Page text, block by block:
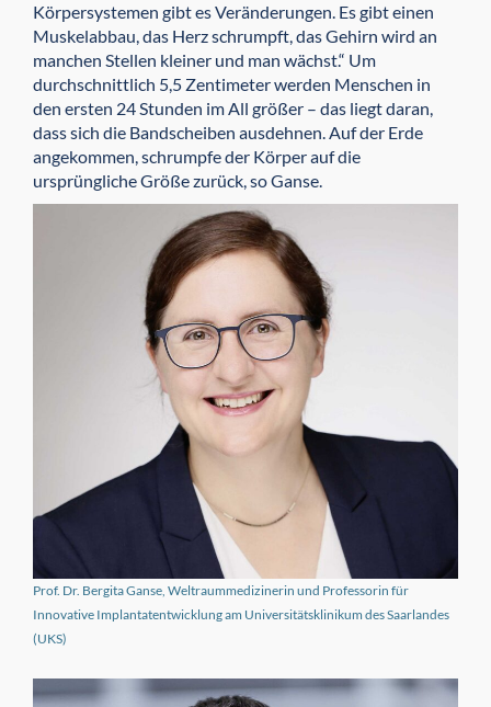
Körpersystemen gibt es Verände­rungen. Es gibt einen
Muskelabbau, das Herz schrumpft, das Gehirn wird an
manchen Stellen kleiner und man wächst.“ Um
durchschnittlich 5,5 Zentimeter werden Menschen in
den ersten 24 Stunden im All größer – das liegt daran,
dass sich die Bandscheiben ausdehnen. Auf der Erde
ange­kommen, schrumpfe der Körper auf die
ursprüngliche Größe zurück, so Ganse.
Prof. Dr. Bergita Ganse, Weltraummedizinerin und Professorin für
Innovative Implantatentwicklung am Universitätsklinikum des Saarlandes
(UKS)